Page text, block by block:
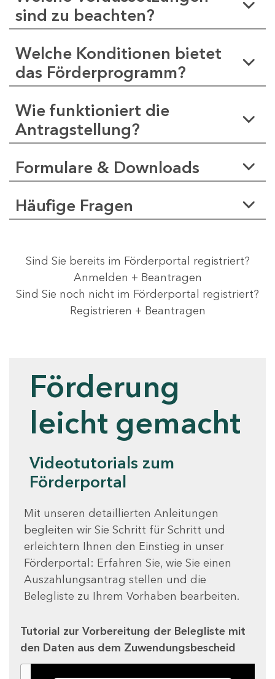
sind zu beachten?
Welche Konditionen bietet
das Förderprogramm?
Wie funktioniert die
Antragstellung?
Formulare & Downloads
Häufige Fragen
Sind Sie bereits im Förderportal registriert?
Anmelden + Beantragen
Sind Sie noch nicht im Förderportal registriert?
Registrieren + Beantragen
Förderung
leicht gemacht
Videotutorials zum
Förderportal
Mit unseren detaillierten Anleitungen
begleiten wir Sie Schritt für Schritt und
erleichtern Ihnen den Einstieg in unser
Förderportal: Erfahren Sie, wie Sie einen
Auszahlungsantrag stellen und die
Belegliste zu Ihrem Vorhaben bearbeiten.
Tutorial zur Vorbereitung der Belegliste mit
den Daten aus dem Zuwendungsbescheid